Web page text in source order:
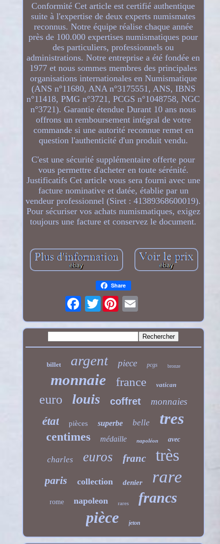
Conformité Cet article est certifié authentique
suite à l'expertise de deux experts numismates
reconnus. Notre équipe réalise chaque année
près de 100.000 expertises numismatiques pour
des particuliers, professionnels ou
administrations. Notre entreprise a été fondée en
1977 et nous sommes membres des principales
organisations internationales en Numismatique
(ANS n°11680, ANA n°3175551, ANS, IBNS
n°11418, PMG n°3721, PCGS n°1048758, NGC
n°3721). Garantie étendue Durant 10 ans nous
offrons un remboursement intégral de votre
commande si une autorité reconnue remet en
question l'authenticité d'un produit vendu.
C'est une sécurité supplémentaire offerte pour
vous permettre d'acheter en toute sérénité.
Justificatifs Cet article vous sera fourni avec une
facture nominative et datée, établie par un
vendeur professionnel (Siret : 41389368600019).
Pour sécuriser vos achats numismatiques, exigez
toujours une facture et conservez le document.
Share
Twitter
billet argent piece pcgs bronze
monnaie france vatican
euro louis coffret monnaies
état pièces superbe belle tres
centimes médaille napoléon avec
charles euros franc très
paris collection denier rare
rome napoleon rares francs
pièce jeton